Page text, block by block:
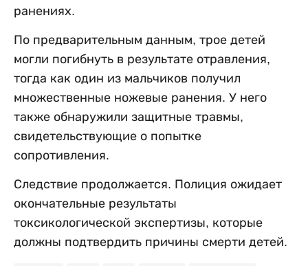
ранениях.
По предварительным данным, трое детей
могли погибнуть в результате отравления,
тогда как один из мальчиков получил
множественные ножевые ранения. У него
также обнаружили защитные травмы,
свидетельствующие о попытке
сопротивления.
Следствие продолжается. Полиция ожидает
окончательные результаты
токсикологической экспертизы, которые
должны подтвердить причины смерти детей.